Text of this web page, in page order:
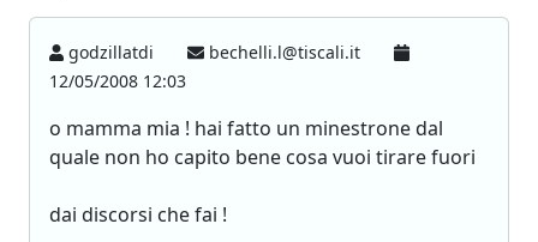
godzillatdi
bechelli.l@tiscali.it
12/05/2008 12:03
o mamma mia ! hai fatto un minestrone dal
quale non ho capito bene cosa vuoi tirare fuori
dai discorsi che fai !